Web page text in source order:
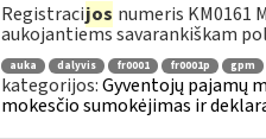
Registracijos numeris KM0161
aukojantiems savarankiškam
auka dalyvis fr0001 fr0001p gpm
kategorijos:Gyventojų pajamų
mokesčio sumokėjimas ir